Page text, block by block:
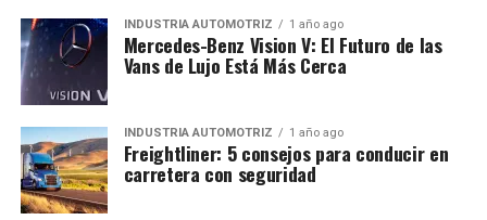
INDUSTRIA AUTOMOTRIZ 1 año ago
Mercedes-Benz Vision V: El Futuro de las
Vans de Lujo Está Más Cerca
INDUSTRIA AUTOMOTRIZ 1 año ago
Freightliner: 5 consejos para conducir en
carretera con seguridad